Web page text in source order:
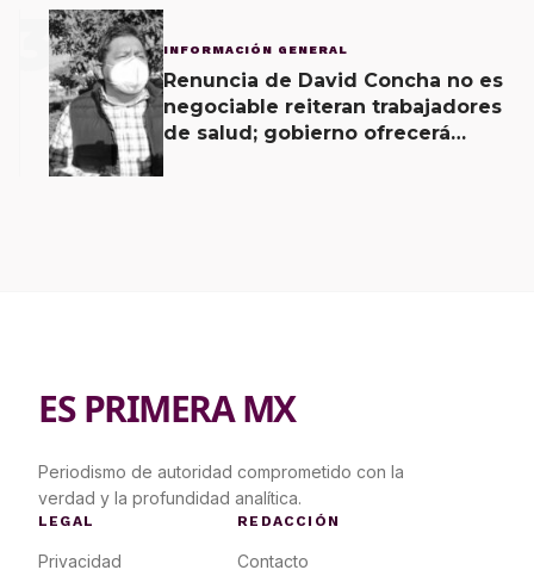
3 INFORMACIÓN GENERAL
Renuncia de David Concha no es
negociable reiteran trabajadores
de salud; gobierno ofrecerá
ES PRIMERA MX
Periodismo de autoridad comprometido con la
verdad y la profundidad analítica.
LEGAL
Privacidad
REDACCIÓN
Contacto